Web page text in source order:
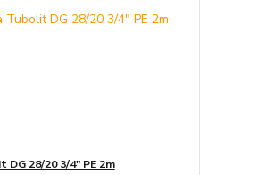
DG 28/20 3/4" PE 2m